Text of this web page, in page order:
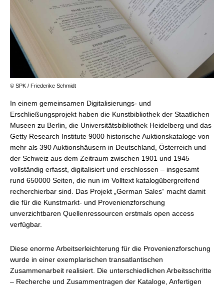
© SPK / Friederike Schmidt
In einem gemeinsamen Digitalisierungs- und
Erschließungsprojekt haben die Kunstbibliothek der Staatlichen
Museen zu Berlin, die Universitätsbibliothek Heidelberg und das
Getty Research Institute 9000 historische Auktionskataloge von
mehr als 390 Auktionshäusern in Deutschland, Österreich und
der Schweiz aus dem Zeitraum zwischen 1901 und 1945
vollständig erfasst, digitalisiert und erschlossen – insgesamt
rund 650000 Seiten, die nun im Volltext katalogübergreifend
recherchierbar sind. Das Projekt „German Sales“ macht damit
die für die Kunstmarkt- und Provenienzforschung
unverzichtbaren Quellenressourcen erstmals open access
verfügbar.
Diese enorme Arbeitserleichterung für die Provenienzforschung
wurde in einer exemplarischen transatlantischen
Zusammenarbeit realisiert. Die unterschiedlichen Arbeitsschritte
– Recherche und Zusammentragen der Kataloge, Anfertigen